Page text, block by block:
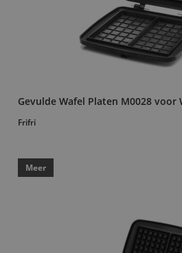
Gevulde Wafel Platen M0028 voor
Frifri
Meer